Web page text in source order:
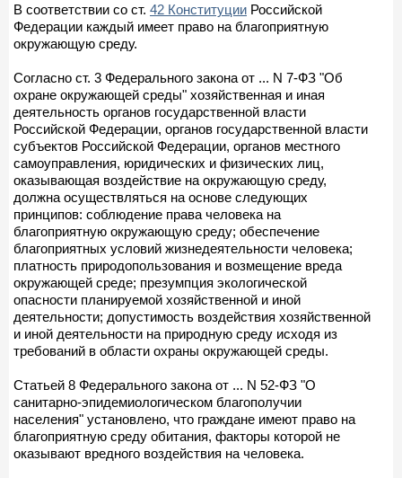
В соответствии со ст. 42 Конституции Российской
Федерации каждый имеет право на благоприятную
окружающую среду.
Согласно ст. 3 Федерального закона от ... N 7-ФЗ "Об
охране окружающей среды" хозяйственная и иная
деятельность органов государственной власти
Российской Федерации, органов государственной власти
субъектов Российской Федерации, органов местного
самоуправления, юридических и физических лиц,
оказывающая воздействие на окружающую среду,
должна осуществляться на основе следующих
принципов: соблюдение права человека на
благоприятную окружающую среду; обеспечение
благоприятных условий жизнедеятельности человека;
платность природопользования и возмещение вреда
окружающей среде; презумпция экологической
опасности планируемой хозяйственной и иной
деятельности; допустимость воздействия хозяйственной
и иной деятельности на природную среду исходя из
требований в области охраны окружающей среды.
Статьей 8 Федерального закона от ... N 52-ФЗ "О
санитарно-эпидемиологическом благополучии
населения" установлено, что граждане имеют право на
благоприятную среду обитания, факторы которой не
оказывают вредного воздействия на человека.